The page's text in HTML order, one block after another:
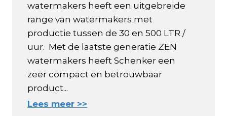
watermakers heeft een uitgebreide
range van watermakers met
productie tussen de 30 en 500 LTR /
uur. Met de laatste generatie ZEN
watermakers heeft Schenker een
zeer compact en betrouwbaar
product...
Lees meer >>